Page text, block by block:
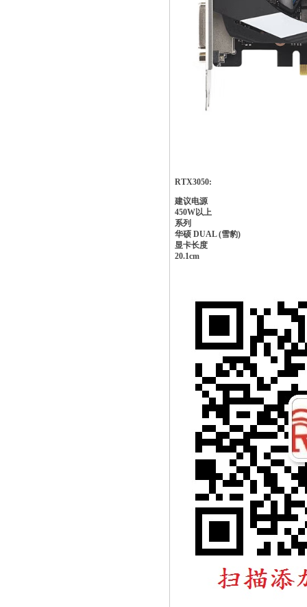
RTX3050:
建议电源
450W以上
系列
华硕 DUAL (雪豹)
显卡长度
20.1cm